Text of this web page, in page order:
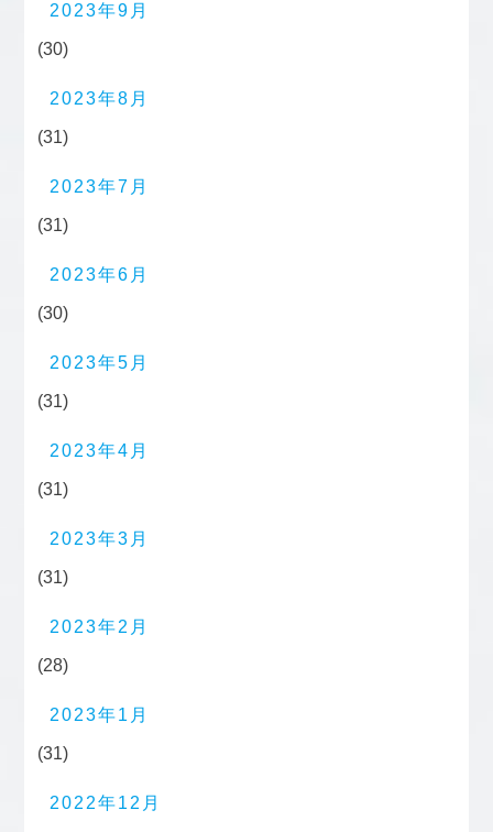
2023年9月
(30)
2023年8月
(31)
2023年7月
(31)
2023年6月
(30)
2023年5月
(31)
2023年4月
(31)
2023年3月
(31)
2023年2月
(28)
2023年1月
(31)
2022年12月